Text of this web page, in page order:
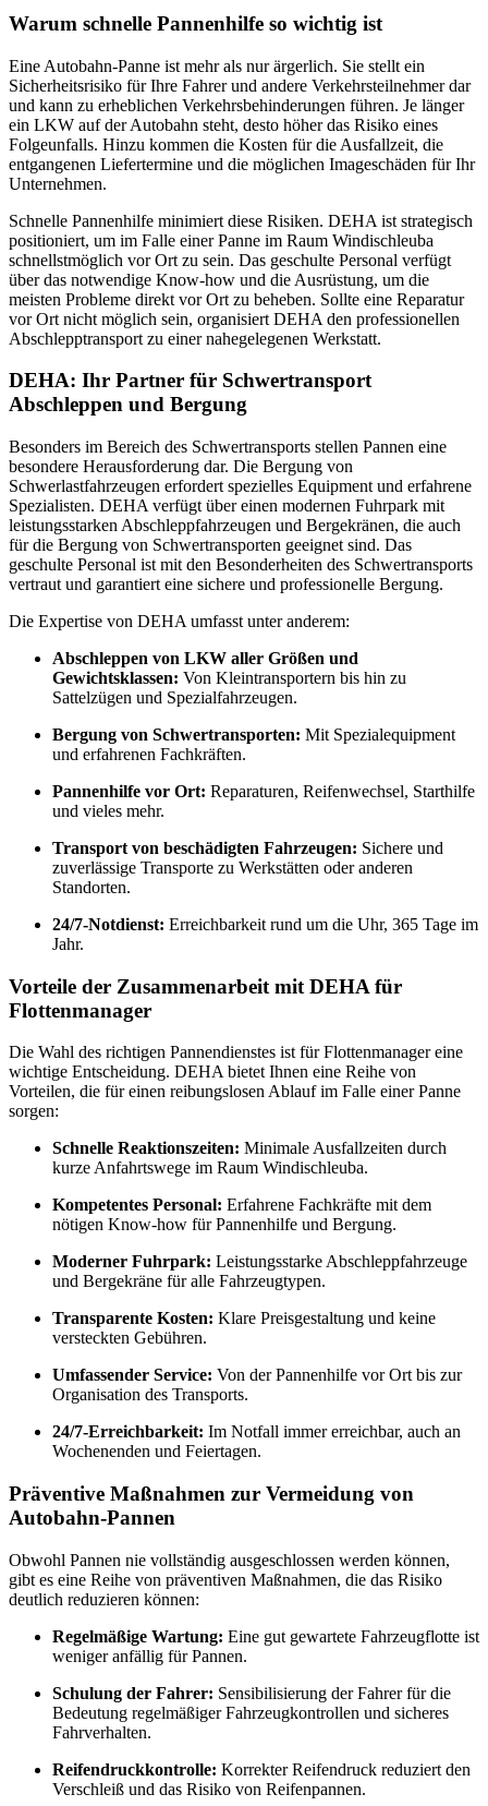
Warum schnelle Pannenhilfe so wichtig ist
Eine Autobahn-Panne ist mehr als nur ärgerlich. Sie stellt ein
Sicherheitsrisiko für Ihre Fahrer und andere Verkehrsteilnehmer dar
und kann zu erheblichen Verkehrsbehinderungen führen. Je länger
ein LKW auf der Autobahn steht, desto höher das Risiko eines
Folgeunfalls. Hinzu kommen die Kosten für die Ausfallzeit, die
entgangenen Liefertermine und die möglichen Imageschäden für Ihr
Unternehmen.
Schnelle Pannenhilfe minimiert diese Risiken. DEHA ist strategisch
positioniert, um im Falle einer Panne im Raum Windischleuba
schnellstmöglich vor Ort zu sein. Das geschulte Personal verfügt
über das notwendige Know-how und die Ausrüstung, um die
meisten Probleme direkt vor Ort zu beheben. Sollte eine Reparatur
vor Ort nicht möglich sein, organisiert DEHA den professionellen
Abschlepptransport zu einer nahegelegenen Werkstatt.
DEHA: Ihr Partner für Schwertransport
Abschleppen und Bergung
Besonders im Bereich des Schwertransports stellen Pannen eine
besondere Herausforderung dar. Die Bergung von
Schwerlastfahrzeugen erfordert spezielles Equipment und erfahrene
Spezialisten. DEHA verfügt über einen modernen Fuhrpark mit
leistungsstarken Abschleppfahrzeugen und Bergekränen, die auch
für die Bergung von Schwertransporten geeignet sind. Das
geschulte Personal ist mit den Besonderheiten des Schwertransports
vertraut und garantiert eine sichere und professionelle Bergung.
Die Expertise von DEHA umfasst unter anderem:
Abschleppen von LKW aller Größen und
Gewichtsklassen: Von Kleintransportern bis hin zu
Sattelzügen und Spezialfahrzeugen.
Bergung von Schwertransporten: Mit Spezialequipment
und erfahrenen Fachkräften.
Pannenhilfe vor Ort: Reparaturen, Reifenwechsel, Starthilfe
und vieles mehr.
Transport von beschädigten Fahrzeugen: Sichere und
zuverlässige Transporte zu Werkstätten oder anderen
Standorten.
24/7-Notdienst: Erreichbarkeit rund um die Uhr, 365 Tage im
Jahr.
Vorteile der Zusammenarbeit mit DEHA für
Flottenmanager
Die Wahl des richtigen Pannendienstes ist für Flottenmanager eine
wichtige Entscheidung. DEHA bietet Ihnen eine Reihe von
Vorteilen, die für einen reibungslosen Ablauf im Falle einer Panne
sorgen:
Schnelle Reaktionszeiten: Minimale Ausfallzeiten durch
kurze Anfahrtswege im Raum Windischleuba.
Kompetentes Personal: Erfahrene Fachkräfte mit dem
nötigen Know-how für Pannenhilfe und Bergung.
Moderner Fuhrpark: Leistungsstarke Abschleppfahrzeuge
und Bergekräne für alle Fahrzeugtypen.
Transparente Kosten: Klare Preisgestaltung und keine
versteckten Gebühren.
Umfassender Service: Von der Pannenhilfe vor Ort bis zur
Organisation des Transports.
24/7-Erreichbarkeit: Im Notfall immer erreichbar, auch an
Wochenenden und Feiertagen.
Präventive Maßnahmen zur Vermeidung von
Autobahn-Pannen
Obwohl Pannen nie vollständig ausgeschlossen werden können,
gibt es eine Reihe von präventiven Maßnahmen, die das Risiko
deutlich reduzieren können:
Regelmäßige Wartung: Eine gut gewartete Fahrzeugflotte ist
weniger anfällig für Pannen.
Schulung der Fahrer: Sensibilisierung der Fahrer für die
Bedeutung regelmäßiger Fahrzeugkontrollen und sicheres
Fahrverhalten.
Reifendruckkontrolle: Korrekter Reifendruck reduziert den
Verschleiß und das Risiko von Reifenpannen.